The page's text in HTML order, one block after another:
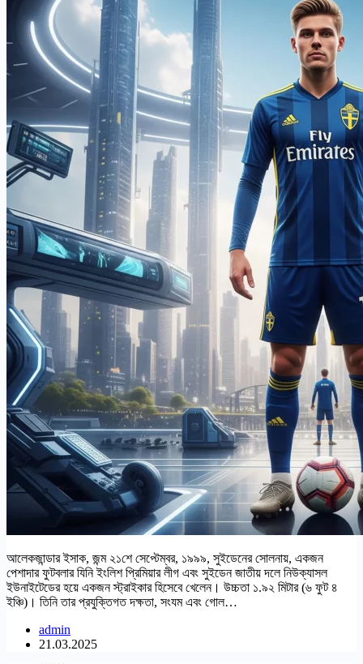
আলেকজান্ডার ইসাক, জন্ম ২১শে সেপ্টেম্বর, ১৯৯৯, সুইডেনের সোলনায়, একজন
পেশাদার ফুটবলার যিনি ইংলিশ প্রিমিয়ার লীগ এবং সুইডেন জাতীয় দলে নিউক্যাসল
ইউনাইটেডের হয়ে একজন স্ট্রাইকার হিসেবে খেলেন। উচ্চতা ১.৯২ মিটার (৬ ফুট ৪
ইঞ্চি)। তিনি তার প্রযুক্তিগত দক্ষতা, সংযম এবং গোল…
admin
21.03.2025